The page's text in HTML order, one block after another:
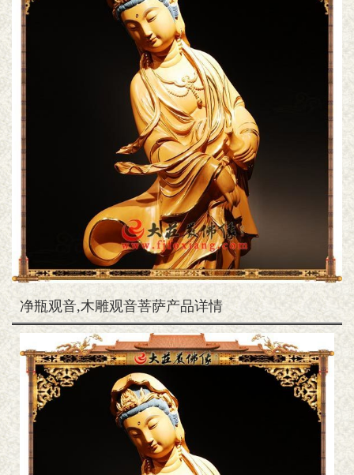
净瓶观音,木雕观音菩萨产品详情